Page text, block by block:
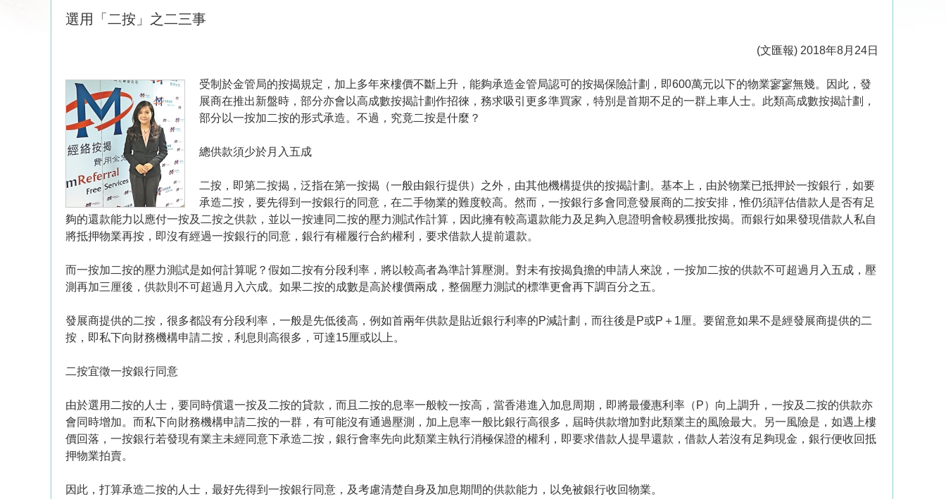
選用「二按」之二三事
(文匯報) 2018年8月24日
受制於金管局的按揭規定，加上多年來樓價不斷上升，能夠承造金管局認可的按揭保險計劃，即600萬元以下的物業寥寥無幾。因此，發
展商在推出新盤時，部分亦會以高成數按揭計劃作招徠，務求吸引更多準買家，特別是首期不足的一群上車人士。此類高成數按揭計劃，
部分以一按加二按的形式承造。不過，究竟二按是什麼？
總供款須少於月入五成
二按，即第二按揭，泛指在第一按揭（一般由銀行提供）之外，由其他機構提供的按揭計劃。基本上，由於物業已抵押於一按銀行，如要
承造二按，要先得到一按銀行的同意，在二手物業的難度較高。然而，一按銀行多會同意發展商的二按安排，惟仍須評估借款人是否有足
夠的還款能力以應付一按及二按之供款，並以一按連同二按的壓力測試作計算，因此擁有較高還款能力及足夠入息證明會較易獲批按揭。而銀行如果發現借款人私自
將抵押物業再按，即沒有經過一按銀行的同意，銀行有權履行合約權利，要求借款人提前還款。
而一按加二按的壓力測試是如何計算呢？假如二按有分段利率，將以較高者為準計算壓測。對未有按揭負擔的申請人來說，一按加二按的供款不可超過月入五成，壓
測再加三厘後，供款則不可超過月入六成。如果二按的成數是高於樓價兩成，整個壓力測試的標準更會再下調百分之五。
發展商提供的二按，很多都設有分段利率，一般是先低後高，例如首兩年供款是貼近銀行利率的P減計劃，而往後是P或P＋1厘。要留意如果不是經發展商提供的二
按，即私下向財務機構申請二按，利息則高很多，可達15厘或以上。
二按宜徵一按銀行同意
由於選用二按的人士，要同時償還一按及二按的貸款，而且二按的息率一般較一按高，當香港進入加息周期，即將最優惠利率（P）向上調升，一按及二按的供款亦
會同時增加。而私下向財務機構申請二按的一群，有可能沒有通過壓測，加上息率一般比銀行高很多，屆時供款增加對此類業主的風險最大。另一風險是，如遇上樓
價回落，一按銀行若發現有業主未經同意下承造二按，銀行會率先向此類業主執行消極保證的權利，即要求借款人提早還款，借款人若沒有足夠現金，銀行便收回抵
押物業拍賣。
因此，打算承造二按的人士，最好先得到一按銀行同意，及考慮清楚自身及加息期間的供款能力，以免被銀行收回物業。